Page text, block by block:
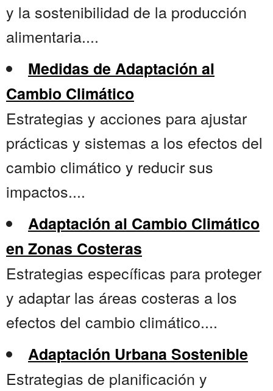
y la sostenibilidad de la producción
alimentaria....
Medidas de Adaptación al
Cambio Climático
Estrategias y acciones para ajustar
prácticas y sistemas a los efectos del
cambio climático y reducir sus
impactos....
Adaptación al Cambio Climático
en Zonas Costeras
Estrategias específicas para proteger
y adaptar las áreas costeras a los
efectos del cambio climático....
Adaptación Urbana Sostenible
Estrategias de planificación y